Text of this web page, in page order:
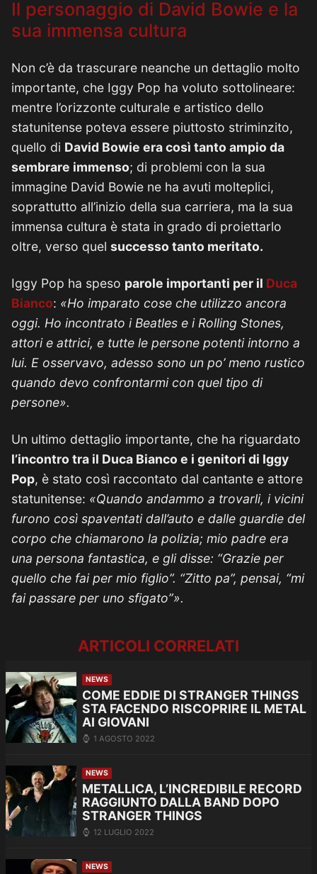
Il personaggio di David Bowie e la
sua immensa cultura
Non c’è da trascurare neanche un dettaglio molto
importante, che Iggy Pop ha voluto sottolineare:
mentre l’orizzonte culturale e artistico dello
statunitense poteva essere piuttosto striminzito,
quello di David Bowie era così tanto ampio da
sembrare immenso; di problemi con la sua
immagine David Bowie ne ha avuti molteplici,
soprattutto all’inizio della sua carriera, ma la sua
immensa cultura è stata in grado di proiettarlo
oltre, verso quel successo tanto meritato.
Iggy Pop ha speso parole importanti per il Duca
Bianco: «Ho imparato cose che utilizzo ancora
oggi. Ho incontrato i Beatles e i Rolling Stones,
attori e attrici, e tutte le persone potenti intorno a
lui. E osservavo, adesso sono un po’ meno rustico
quando devo confrontarmi con quel tipo di
persone».
Un ultimo dettaglio importante, che ha riguardato
l’incontro tra il Duca Bianco e i genitori di Iggy
Pop, è stato così raccontato dal cantante e attore
statunitense: «Quando andammo a trovarli, i vicini
furono così spaventati dall’auto e dalle guardie del
corpo che chiamarono la polizia; mio padre era
una persona fantastica, e gli disse: “Grazie per
quello che fai per mio figlio”. “Zitto pa”, pensai, “mi
fai passare per uno sfigato”».
ARTICOLI CORRELATI
NEWS
COME EDDIE DI STRANGER THINGS
STA FACENDO RISCOPRIRE IL METAL
AI GIOVANI
1 AGOSTO 2022
NEWS
METALLICA, L’INCREDIBILE RECORD
RAGGIUNTO DALLA BAND DOPO
STRANGER THINGS
12 LUGLIO 2022
NEWS